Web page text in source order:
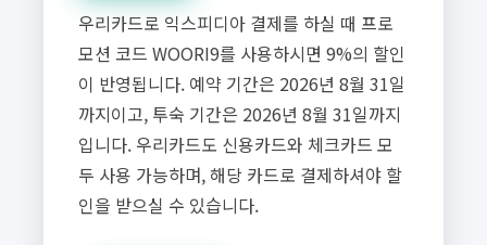
우리카드로 익스피디아 결제를 하실 때 프로
모션 코드 WOORI9를 사용하시면 9%의 할인
이 반영됩니다. 예약 기간은 2026년 8월 31일
까지이고, 투숙 기간은 2026년 8월 31일까지
입니다. 우리카드도 신용카드와 체크카드 모
두 사용 가능하며, 해당 카드로 결제하셔야 할
인을 받으실 수 있습니다.